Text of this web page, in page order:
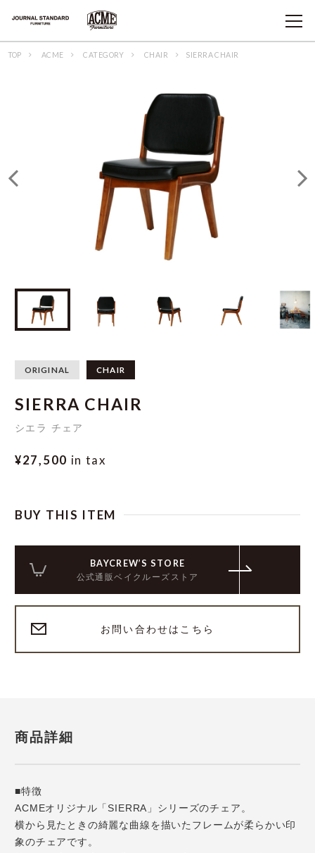
TOP ACME CATEGORY CHAIR SIERRA CHAIR
ORIGINAL CHAIR
SIERRA CHAIR
シエラ チェア
¥27,500 in tax
BUY THIS ITEM
BAYCREW’S STORE
公式通販ベイクルーズストア
お問い合わせはこちら
商品詳細
■特徴
ACMEオリジナル「SIERRA」シリーズのチェア。
横から見たときの綺麗な曲線を描いたフレームが柔らかい印
象のチェアです。